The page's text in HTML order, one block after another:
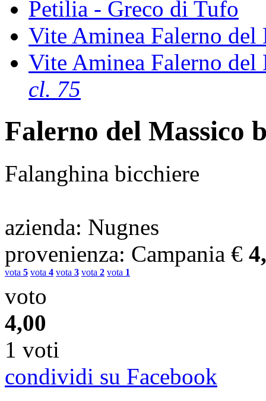
Petilia - Greco di Tufo
Vite Aminea Falerno del
Vite Aminea Falerno del
cl. 75
Falerno del Massico
Falanghina bicchiere
azienda: Nugnes
provenienza: Campania €
vota 5 vota 4 vota 3 vota 2 vota 1
voto
4,00
1 voti
condividi su Facebook